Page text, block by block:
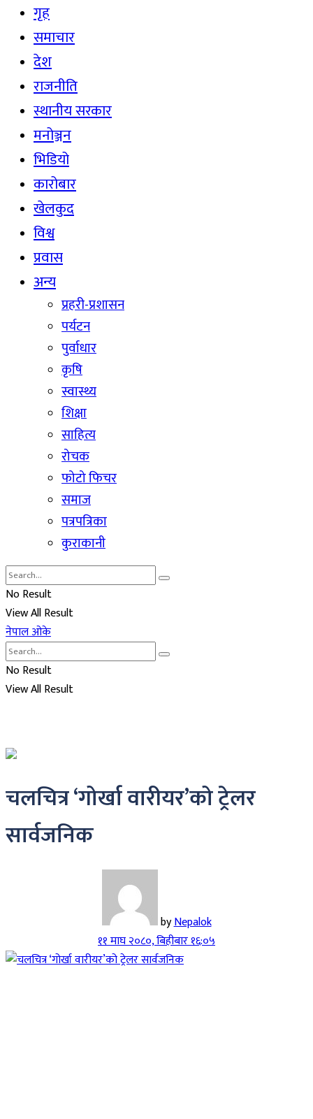
गृह
समाचार
देश
राजनीति
स्थानीय सरकार
मनोञ्जन
भिडियो
कारोबार
खेलकुद
विश्व
प्रवास
अन्य
प्रहरी-प्रशासन
पर्यटन
पुर्वाधार
कृषि
स्वास्थ्य
शिक्षा
साहित्य
रोचक
फोटो फिचर
समाज
पत्रपत्रिका
कुराकानी
No Result
View All Result
नेपाल ओके
No Result
View All Result
चलचित्र ‘गोर्खा वारीयर’को ट्रेलर
सार्वजनिक
byNepalok
११ माघ २०८०, बिहीबार १६:०५